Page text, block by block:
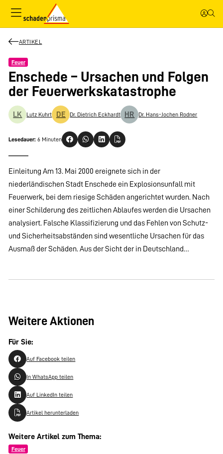
ARTIKEL
Feuer
Enschede – Ursachen und Folgen
der Feuerwerkskatastrophe
LK Lutz Kuhrt DE Dr. Dietrich Eckhardt HR Dr. Hans-Jochen Rodner
Lesedauer: 6 Minuten
Einleitung Am 13. Mai 2000 ereignete sich in der
niederländischen Stadt Enschede ein Explosionsunfall mit
Feuerwerk, bei dem riesige Schäden angerichtet wurden. Nach
einer Schilderung des zeitlichen Ablaufes werden die Ursachen
analysiert. Falsche Klassifizierung und das Fehlen von Schutz-
und Sicherheitsabständen sind wesentliche Ursachen für das
Ausmaß der Schäden. Aus der Sicht der in Deutschland…
Weitere Aktionen
Für Sie:
Auf Facebook teilen
In WhatsApp teilen
Auf LinkedIn teilen
Artikel herunterladen
Weitere Artikel zum Thema:
Feuer